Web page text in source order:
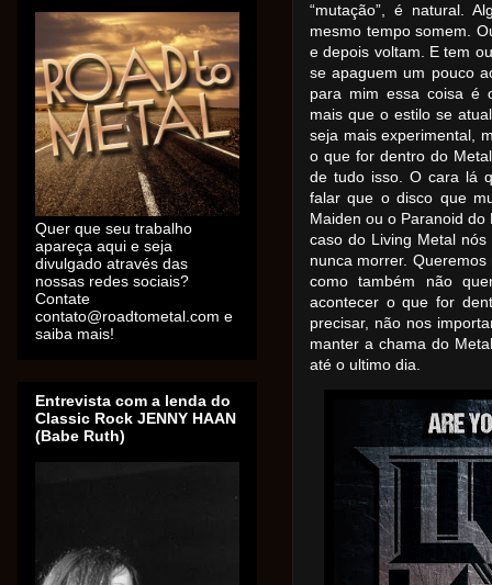
“mutação”, é natural.
mesmo tempo somem.
e depois voltam. E tem
se apaguem um pouco
para mim essa coisa é
mais que o estilo se
seja mais experimental,
o que for dentro do
de tudo isso. O cara lá
falar que o disco que
Maiden ou o Paranoid do
caso do Living Metal nós
nunca morrer.
como também não
acontecer o que for
precisar, não nos
manter a chama do
até o ultimo dia.
Quer que seu trabalho
apareça aqui e seja
divulgado através das
nossas redes sociais?
Contate
contato@roadtometal.com e
saiba mais!
Entrevista com a lenda do
Classic Rock JENNY HAAN
(Babe Ruth)